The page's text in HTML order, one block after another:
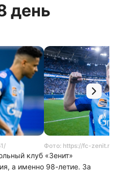
день
Фото: https://fc-zenit.ru/
клуб «Зенит»
а именно 98-летие. За